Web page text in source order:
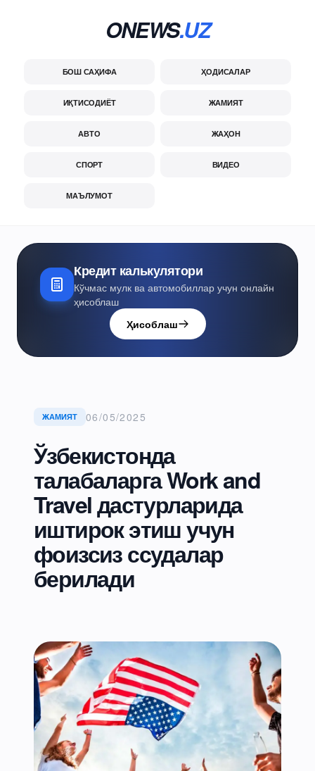
ONEWS.UZ
БОШ САҲИФА ҲОДИСАЛАР
ИҚТИСОДИЁТ ЖАМИЯТ
АВТО ЖАҲОН
СПОРТ ВИДЕО
МАЪЛУМОТ
Кредит калькулятори
Кўчмас мулк ва автомобиллар учун онлайн
ҳисоблаш
Ҳисоблаш
ЖАМИЯТ 06/05/2025
Ўзбекистонда
талабаларга Work and
Travel дастурларида
иштирок этиш учун
фоизсиз ссудалар
берилади